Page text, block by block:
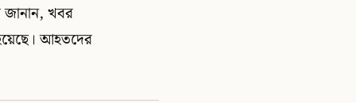
জানান, খবর
আহতদের